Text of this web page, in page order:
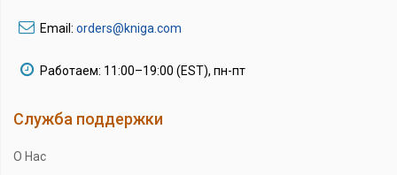
Email: orders@kniga.com
Работаем: 11:00–19:00 (EST), пн-пт
Служба поддержки
О Нас